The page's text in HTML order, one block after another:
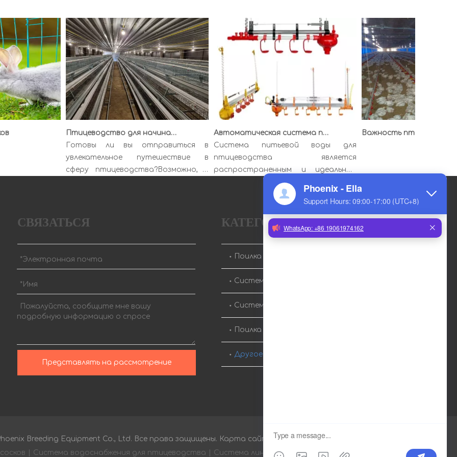
Птицеводство для начинающих: с чего начать
Готовы ли вы отправиться в
увлекательное путешествие в
сферу птицеводства?Возможно, у
Автоматическая система питьевой воды
Система питьевой воды для
птицеводства является
распространенным и идеальным
оборудованием для питье...
СВЯЗАТЬСЯ
Представлять на рассмотрение
КАТЕГОРИЯ ПРОДУКТА
Поилка для куриных сосков
Система водоснабжения для птицеводства
Система линии кормления птицы
Поилка и кормушка для курицы
Другое сельскохозяйственное оборудование
Breeding Equipment Co., Ltd. Все права защищены. Карта сайта ИндексПитаться от
Система водоснабжения для птицеводства Система линии кормления птицы | Поилка и кормушка для